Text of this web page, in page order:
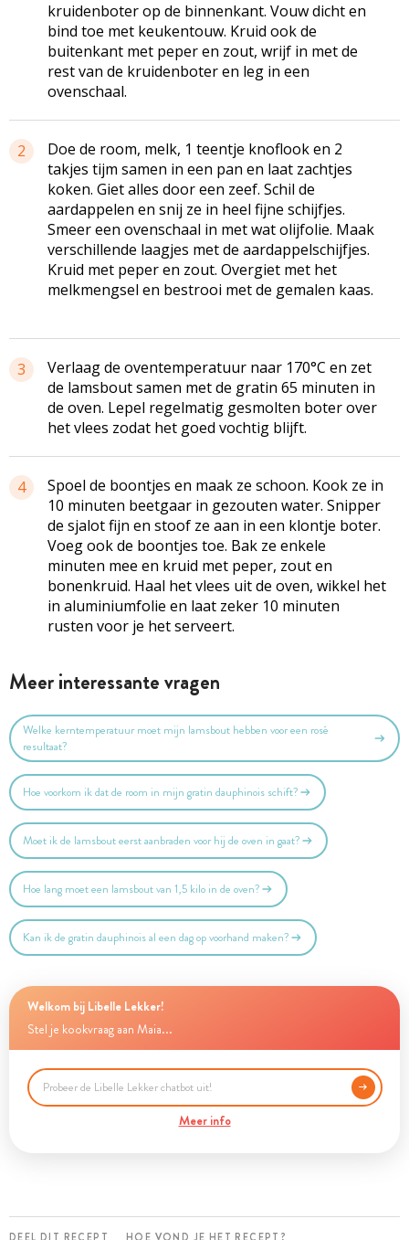
kruidenboter op de binnenkant. Vouw dicht en
bind toe met keukentouw. Kruid ook de
buitenkant met peper en zout, wrijf in met de
rest van de kruidenboter en leg in een
ovenschaal.
2
Doe de room, melk, 1 teentje knoflook en 2
takjes tijm samen in een pan en laat zachtjes
koken. Giet alles door een zeef. Schil de
aardappelen en snij ze in heel fijne schijfjes.
Smeer een ovenschaal in met wat olijfolie. Maak
verschillende laagjes met de aardappelschijfjes.
Kruid met peper en zout. Overgiet met het
melkmengsel en bestrooi met de gemalen kaas.
3
Verlaag de oventemperatuur naar 170°C en zet
de lamsbout samen met de gratin 65 minuten in
de oven. Lepel regelmatig gesmolten boter over
het vlees zodat het goed vochtig blijft.
4
Spoel de boontjes en maak ze schoon. Kook ze in
10 minuten beetgaar in gezouten water. Snipper
de sjalot fijn en stoof ze aan in een klontje boter.
Voeg ook de boontjes toe. Bak ze enkele
minuten mee en kruid met peper, zout en
bonenkruid. Haal het vlees uit de oven, wikkel het
in aluminiumfolie en laat zeker 10 minuten
rusten voor je het serveert.
Meer interessante vragen
Welke kerntemperatuur moet mijn lamsbout hebben voor een rosé
resultaat?
Hoe voorkom ik dat de room in mijn gratin dauphinois schift?
Moet ik de lamsbout eerst aanbraden voor hij de oven in gaat?
Hoe lang moet een lamsbout van 1,5 kilo in de oven?
Kan ik de gratin dauphinois al een dag op voorhand maken?
Welkom bij Libelle Lekker!
Stel je kookvraag aan Maia...
Meer info